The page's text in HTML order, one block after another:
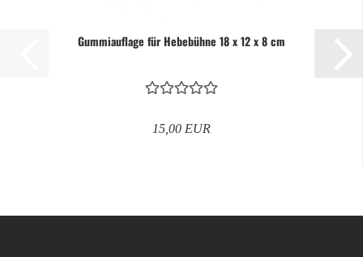
Gummiauflage für Hebebühne 18 x 12 x 8 cm
15,00 EUR